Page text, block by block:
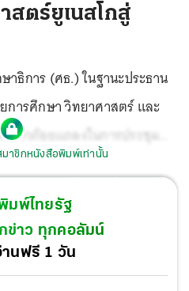
สตร์ยูเนสโกสู่
ธิการ (ศธ.) ในฐานะประธาน
ารศึกษา วิทยาศาสตร์ และ
าวถ้อยแถลงในการประชุม
ที่สำนักงานใหญ่องค์การยู
ยูเนสโกที่ปรับวิธีการทำงานได้ดี
ด-19 ส่งผลให้การดำเนินงาน
ครั้งนี้จัดขึ้นในห้วงเวลาครบ
ำเนินการตามเป้าหมายการ
มาชิกหนังสือพิมพ์เท่านั้น
มพ์ไทยรัฐ
ข่าว ทุกคอลัมน์
นฟรี 1 วัน